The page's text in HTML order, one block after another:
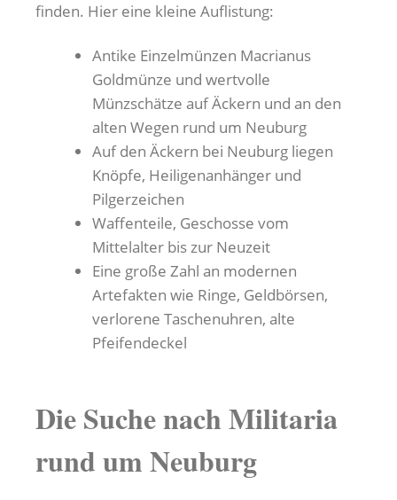
finden. Hier eine kleine Auflistung:
Antike Einzelmünzen Macrianus
Goldmünze und wertvolle
Münzschätze auf Äckern und an den
alten Wegen rund um Neuburg
Auf den Äckern bei Neuburg liegen
Knöpfe, Heiligenanhänger und
Pilgerzeichen
Waffenteile, Geschosse vom
Mittelalter bis zur Neuzeit
Eine große Zahl an modernen
Artefakten wie Ringe, Geldbörsen,
verlorene Taschenuhren, alte
Pfeifendeckel
Die Suche nach Militaria
rund um Neuburg